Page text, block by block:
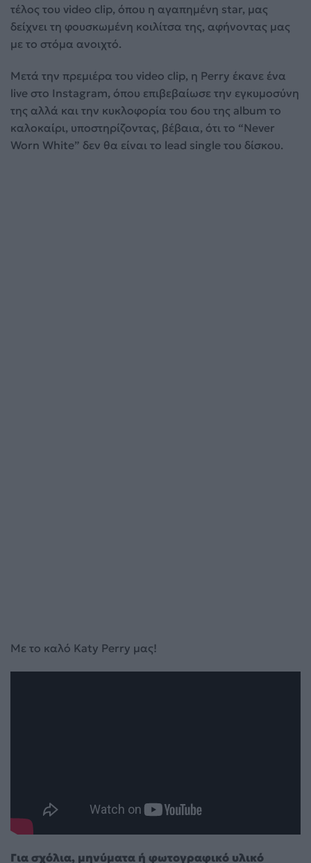
τέλος του video clip, όπου η αγαπημένη star, μας
δείχνει τη φουσκωμένη κοιλίτσα της, αφήνοντας μας
με το στόμα ανοιχτό.
Μετά την πρεμιέρα του video clip, η Perry έκανε ένα
live στο Instagram, όπου επιβεβαίωσε την εγκυμοσύνη
της αλλά και την κυκλοφορία του 6ου της album το
καλοκαίρι, υποστηρίζοντας, βέβαια, ότι το “Never
Worn White” δεν θα είναι το lead single του δίσκου.
Με το καλό Katy Perry μας!
Για σχόλια, μηνύματα ή φωτογραφικό υλικό